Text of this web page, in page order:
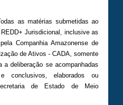
as matérias submetidas ao
Jurisdicional, inclusive as
Companhia Amazonense de
de Ativos - CADA, somente
a deliberação se acompanhadas
conclusivos, elaborados ou
de Estado de Meio